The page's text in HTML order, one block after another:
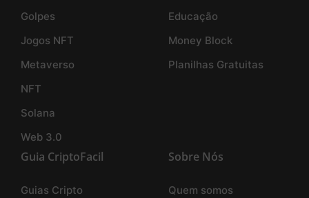
Golpes
Jogos NFT
Metaverso
NFT
Solana
Web 3.0
Educação
Money Block
Planilhas Gratuitas
Guia CriptoFacil
Guias Cripto
Sobre Nós
Quem somos